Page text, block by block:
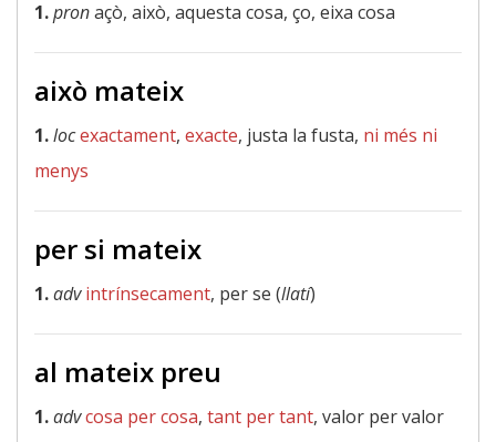
1.pronaçò, això, aquesta cosa, ço, eixa cosa
això mateix
1.locexactament, exacte, justa la fusta, ni més ni
menys
per si mateix
1.adv intrínsecament, per se (llatí)
al mateix preu
1.advcosa per cosa, tant per tant, valor per valor